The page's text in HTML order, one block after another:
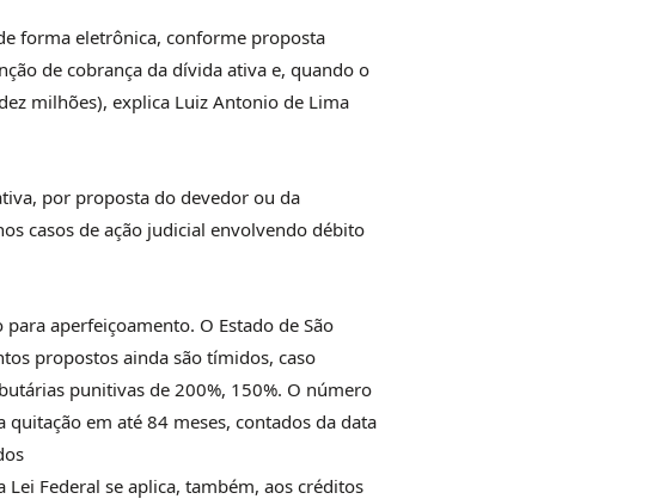
forma eletrônica, conforme proposta
de cobrança da dívida ativa e, quando o
milhões), explica Luiz Antonio de Lima
por proposta do devedor ou da
casos de ação judicial envolvendo débito
aperfeiçoamento. O Estado de São
propostos ainda são tímidos, caso
punitivas de 200%, 150%. O número
em até 84 meses, contados da data
Federal se aplica, também, aos créditos